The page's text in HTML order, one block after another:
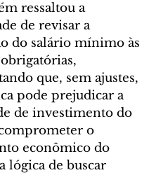
ressaltou a
de revisar a
do salário mínimo às
que, sem ajustes,
pode prejudicar a
de investimento do
o
econômico do
lógica de buscar